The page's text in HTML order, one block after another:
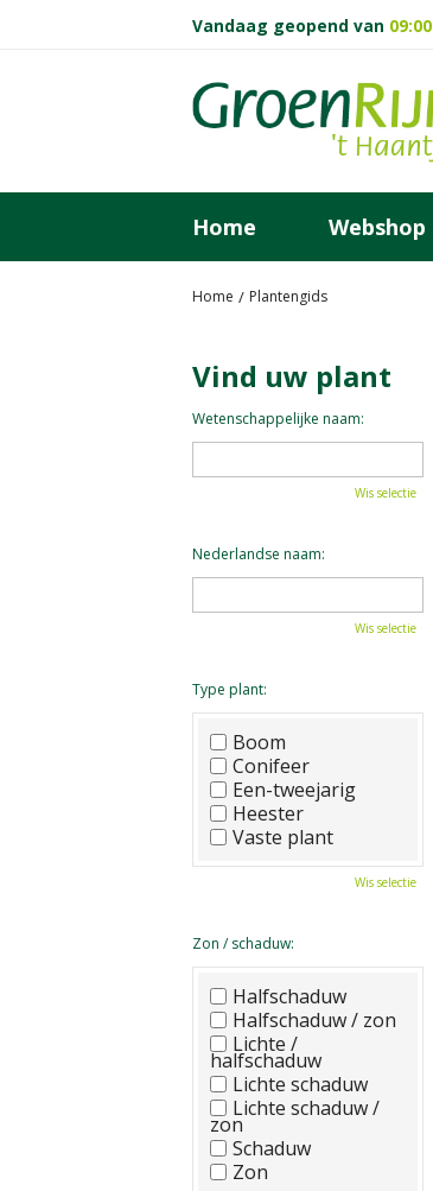
Home Plantengids
Vandaag geopend van 09:00
Home Webshop
Vind uw plant
Wetenschappelijke naam:
Wis selectie
Nederlandse naam:
Wis selectie
Type plant:
Boom
Conifeer
Een-tweejarig
Heester
Vaste plant
Wis selectie
Zon / schaduw:
Halfschaduw
Halfschaduw / zon
Lichte /
halfschaduw
Lichte schaduw
Lichte schaduw /
zon
Schaduw
Zon